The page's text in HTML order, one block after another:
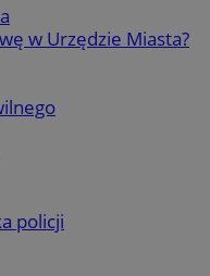
w Urzędzie Miasta?
policji